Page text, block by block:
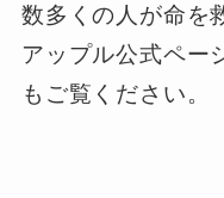
数多くの人が命を
アップル公式ペー
もご覧ください。